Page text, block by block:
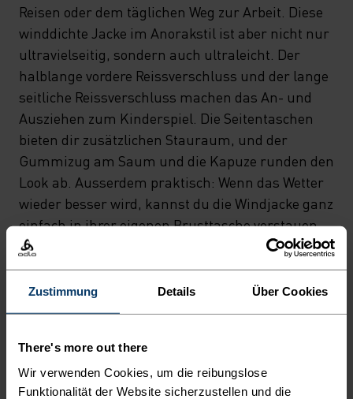
Zustimmung Details Über Cookies
There's more out there
Wir verwenden Cookies, um die reibungslose
Funktionalität der Website sicherzustellen und die
Reisen oder dem täglichen Weg zur Arbeit. Diese
winddichte Jacke im Anorakstil ist aber nicht nur
ultravielseitig, sondern auch ultraleicht. Der
halblange vordere Reissverschluss und der lange
seitliche Reissverschluss machen das An- und
Ausziehen zum Kinderspiel. Die Seitentaschen
bieten dir zusätzlichen Stauraum, und der
Gummizug am Saum und die Kapuze runden den
Look ab. Ausserdem praktisch: Wenn das Wetter
wieder besser wird, kannst du die Windjacke ganz
einfach in ihrer eigenen Brusttasche verstauen.
Dein neues stylishes Must-have, wenn ein kühles
Lüftchen weht.
EIN MULTITALENT BEI DEM
ALLES STIMMT